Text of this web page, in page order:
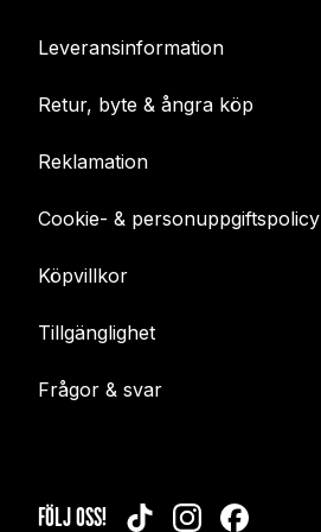
Leveransinformation
Retur, byte & ångra köp
Reklamation
Cookie- & personuppgiftspolicy
Köpvillkor
Tillgänglighet
Frågor & svar
FÖLJ OSS!